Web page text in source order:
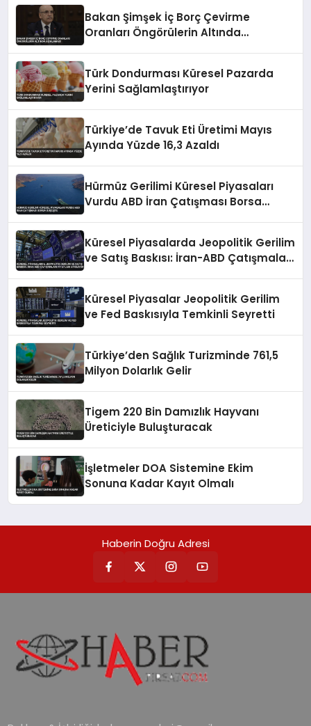
Bakan Şimşek İç Borç Çevirme
Oranları Öngörülerin Altında
Türk Dondurması Küresel Pazarda
Yerini Sağlamlaştırıyor
Türkiye’de Tavuk Eti Üretimi Mayıs
Ayında Yüzde 16,3 Azaldı
Hürmüz Gerilimi Küresel Piyasaları
Vurdu ABD İran Çatışması Borsa
Küresel Piyasalarda Jeopolitik Gerilim
ve Satış Baskısı: İran-ABD Çatışmaları
Küresel Piyasalar Jeopolitik Gerilim
ve Fed Baskısıyla Temkinli Seyretti
Türkiye’den Sağlık Turizminde 761,5
Milyon Dolarlık Gelir
Tigem 220 Bin Damızlık Hayvanı
Üreticiyle Buluşturacak
İşletmeler DOA Sistemine Ekim
Sonuna Kadar Kayıt Olmalı
Haberin Doğru Adresi